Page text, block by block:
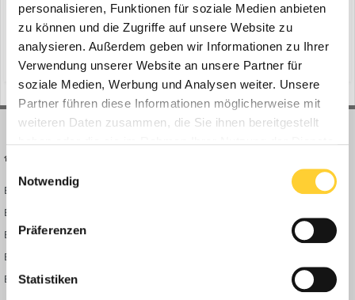
personalisieren, Funktionen für soziale Medien anbieten
zu können und die Zugriffe auf unsere Website zu
analysieren. Außerdem geben wir Informationen zu Ihrer
Verwendung unserer Website an unsere Partner für
soziale Medien, Werbung und Analysen weiter. Unsere
Partner führen diese Informationen möglicherweise mit
weiteren Daten zusammen, die Sie ihnen bereitgestellt
Einwilligungsauswahl
Notwendig
Präferenzen
Statistiken
Osnabrück, 04.05.2020 - Die Hochglanz-Alu-Felgen der US-Marke
Accuride machen stets eine tadellose Figur und trotzen staubigen
Pisten ebenso wie der Streusalz-Saison. Fernfahrer Wolfgang Vaak
vom Meller Schüttgut-Logistiker Alois Wilken fährt die Accushield-
veredelten Fabrikate seit einem Dreivierte...
4. Mai 2020 windpower
Bauforum24 News
Bauforum24 TV
BF24 Mediathek
BF24 Fotostrecken
Bauforum Shop